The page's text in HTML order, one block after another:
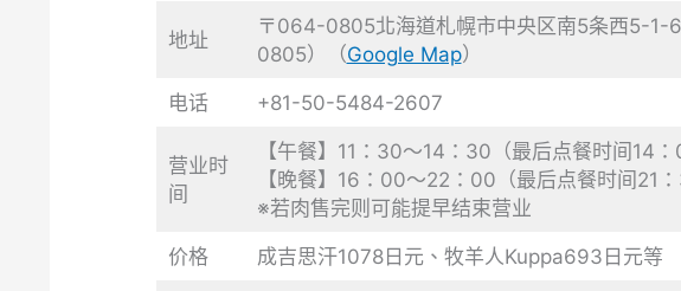
地址
〒064-0805北海道札幌市中央区南5条西5-
0805）（Google Map）
电话 +81-50-5484-2607
营业时
间
【午餐】11：30～14：30（最后点餐时间14：
【晚餐】16：00～22：00（最后点餐时间21：
※若肉售完则可能提早结束营业
价格 成吉思汗1078日元、牧羊人Kuppa693日元等